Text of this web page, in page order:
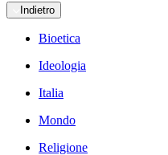
Indietro
Bioetica
Ideologia
Italia
Mondo
Religione